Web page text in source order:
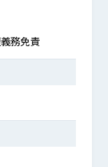
務免責